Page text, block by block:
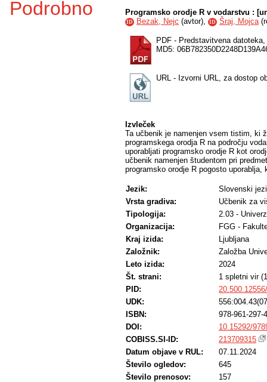
Podrobno Programsko orodje R v vodarstvu :
ID Bezak, Nejc (avtor), ID Šraj, Mojca(
PDF - Predstavitvena datoteka,
MD5:
URL - Izvorni URL, za dostop
Izvleček
Ta učbenik je namenjen vsem tistim, ki
programskega orodja R na področju
uporabljati programsko orodje R kot
učbenik namenjen študentom pri
programsko orodje R pogosto
Jezik:
Slovenski
Vrsta gradiva:
Učbenik za
Tipologija:
2.03 -
Organizacija:
FGG -
Kraj izida:
Ljubljana
Založnik:
Založba
Leto izida:
2024
Št. strani:
1 spletni vir
PID:
UDK:
ISBN:
978-961-297-
DOI:
10.15292/
COBISS.SI-ID:
213709315
Datum objave v RUL:
07.11.2024
Število ogledov:
645
Število prenosov:
157